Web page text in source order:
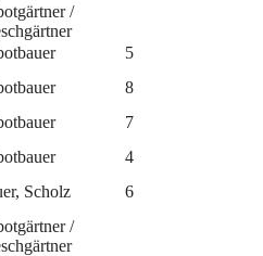
/
5
8
7
4
Scholz
6
/